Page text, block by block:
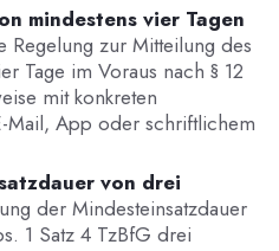
mindestens vier Tagen
Regelung zur Mitteilung des
Tage im Voraus nach § 12
mit konkreten
Mail, App oder schriftlichem
von drei
der Mindesteinsatzdauer
1 Satz 4 TzBfG drei